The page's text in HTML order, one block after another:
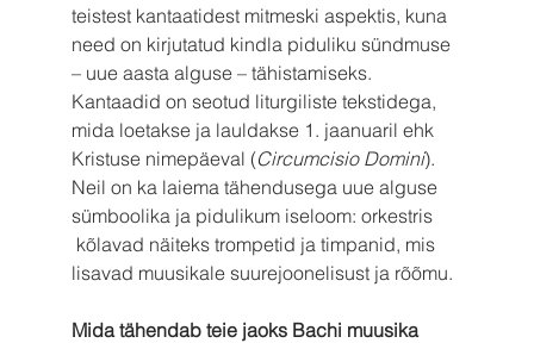
teistest kantaatidest mitmeski aspektis, kuna
need on kirjutatud kindla piduliku sündmuse
– uue aasta alguse – tähistamiseks.
Kantaadid on seotud liturgiliste tekstidega,
mida loetakse ja lauldakse 1. jaanuaril ehk
Kristuse nimepäeval (Circumcisio Domini).
Neil on ka laiema tähendusega uue alguse
sümboolika ja pidulikum iseloom: orkestris
kõlavad näiteks trompetid ja timpanid, mis
lisavad muusikale suurejoonelisust ja rõõmu.
Mida tähendab teie jaoks Bachi muusika